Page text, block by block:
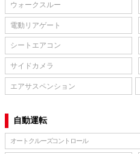
ウォークスルー
電動リアゲート
シートエアコン
サイドカメラ
エアサスペンション
自動運転
オートクルーズコントロール